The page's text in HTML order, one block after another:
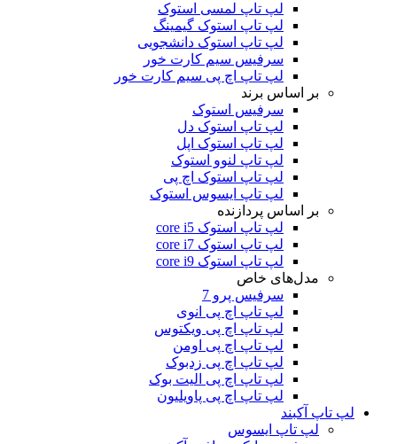
لپ تاپ لمسی استوک
لپ تاپ استوک گیمینگ
لپ تاپ استوک دانشجویی
سرفیس سیم کارت خور
لپ تاپ اچ پی سیم کارت خور
بر اساس برند
سرفیس استوک
لپ تاپ استوک دل
لپ تاپ استوک اپل
لپ تاپ لنوو استوک
لپ تاپ استوک اچ پی
لپ تاپ ایسوس استوک
بر اساس پردازنده
لپ تاپ استوک core i5
لپ تاپ استوک core i7
لپ تاپ استوک core i9
مدل‌های خاص
سرفیس پرو 7
لپ تاپ اچ پی انوی
لپ تاپ اچ پی ویکتوس
لپ تاپ اچ پی اومن
لپ تاپ اچ پی زدبوک
لپ تاپ اچ پی الیت بوک
لپ تاپ اچ پی پاویلیون
لپ تاپ آکبند
لپ تاپ ایسوس